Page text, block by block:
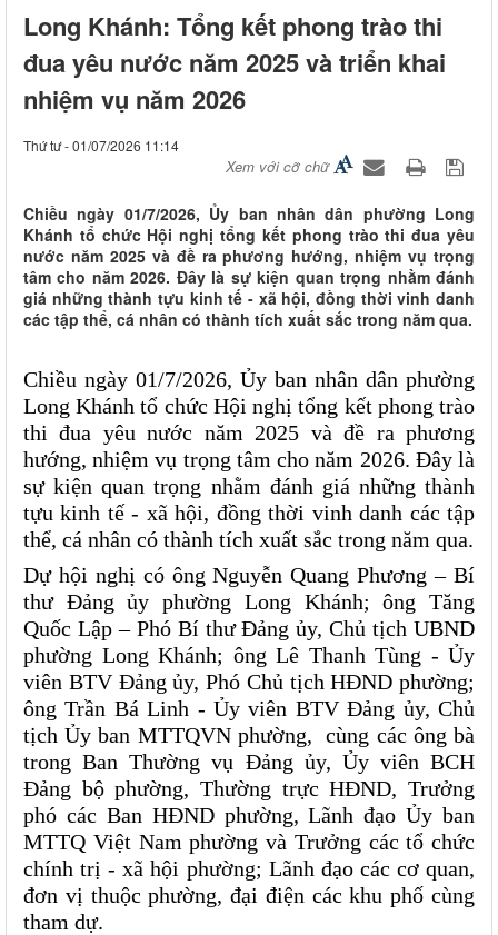
Long Khánh: Tổng kết phong trào thi
đua yêu nước năm 2025 và triển khai
nhiệm vụ năm 2026
Thứ tư - 01/07/2026 11:14
Xem với cỡ chữ
Chiều ngày 01/7/2026, Ủy ban nhân dân phường Long
Khánh tổ chức Hội nghị tổng kết phong trào thi đua yêu
nước năm 2025 và đề ra phương hướng, nhiệm vụ trọng
tâm cho năm 2026. Đây là sự kiện quan trọng nhằm đánh
giá những thành tựu kinh tế - xã hội, đồng thời vinh danh
các tập thể, cá nhân có thành tích xuất sắc trong năm qua.
Chiều ngày 01/7/2026, Ủy ban nhân dân phường
Long Khánh tổ chức Hội nghị tổng kết phong trào
thi đua yêu nước năm 2025 và đề ra phương
hướng, nhiệm vụ trọng tâm cho năm 2026. Đây là
sự kiện quan trọng nhằm đánh giá những thành
tựu kinh tế - xã hội, đồng thời vinh danh các tập
thể, cá nhân có thành tích xuất sắc trong năm qua.
Dự hội nghị có ông Nguyễn Quang Phương – Bí
thư Đảng ủy phường Long Khánh; ông Tăng
Quốc Lập – Phó Bí thư Đảng ủy, Chủ tịch UBND
phường Long Khánh; ông Lê Thanh Tùng - Ủy
viên BTV Đảng ủy, Phó Chủ tịch HĐND phường;
ông Trần Bá Linh - Ủy viên BTV Đảng ủy, Chủ
tịch Ủy ban MTTQVN phường,  cùng các ông bà
trong Ban Thường vụ Đảng ủy, Ủy viên BCH
Đảng bộ phường, Thường trực HĐND, Trưởng
phó các Ban HĐND phường, Lãnh đạo Ủy ban
MTTQ Việt Nam phường và Trưởng các tổ chức
chính trị - xã hội phường; Lãnh đạo các cơ quan,
đơn vị thuộc phường, đại điện các khu phố cùng
tham dự.